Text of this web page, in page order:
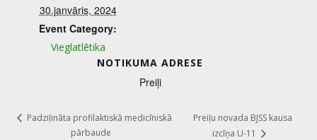
30.janvāris, 2024
Event Category:
Vieglatlētika
NOTIKUMA ADRESE
Preiļi
Padziļināta profilaktiskā medicīniskā
pārbaude
Preiļu novada BJSS kausa
izcīņa U-11